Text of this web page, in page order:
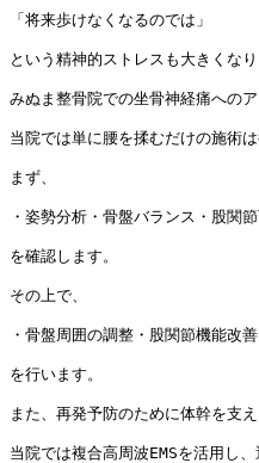
「将来歩けなくなるのでは」
という精神的ストレスも大きくなり
みぬま整骨院での坐骨神経痛への
当院では単に腰を揉むだけの施術は
まず、
・姿勢分析・骨盤バランス・股関
を確認します。
その上で、
・骨盤周囲の調整・股関節機能改
を行います。
また、再発予防のために体幹を支
当院では複合高周波EMSを活用し